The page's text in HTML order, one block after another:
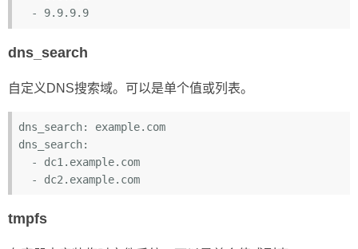
-
9.9.9.9
dns_search
自定义DNS搜索域。可以是单个值或列表。
dns_search: example.com
dns_search:
-
dc1 .example.com
-
dc2 .example.com
tmpfs